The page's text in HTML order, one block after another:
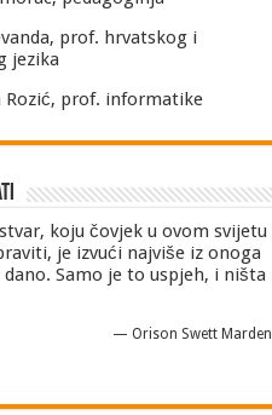
prof. hrvatskog i
jezika
Rozić, prof. informatike
koju čovjek u ovom svijetu
je izvući najviše iz onoga
Samo je to uspjeh, i ništa
— Orison Swett Marden